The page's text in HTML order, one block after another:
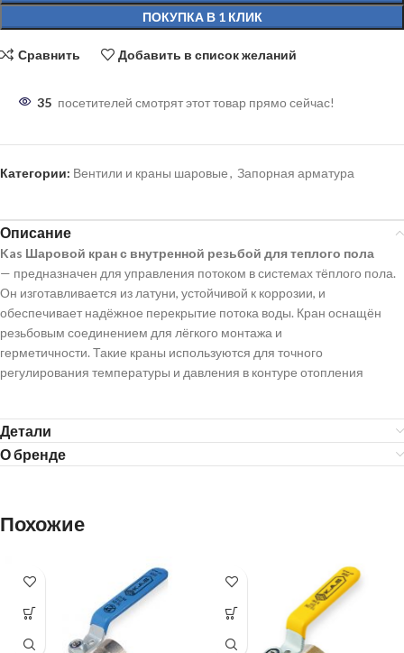
ПОКУПКА В 1 КЛИК
Сравнить Добавить в список желаний
35 посетителей смотрят этот товар прямо сейчас!
Категории: Вентили и краны шаровые, Запорная арматура
Описание
Kas Шаровой кран с внутренной резьбой для теплого пола
— предназначен для управления потоком в системах тёплого пола.
Он изготавливается из латуни, устойчивой к коррозии, и
обеспечивает надёжное перекрытие потока воды. Кран оснащён
резьбовым соединением для лёгкого монтажа и
герметичности. Такие краны используются для точного
регулирования температуры и давления в контуре отопления
Детали
О бренде
Похожие